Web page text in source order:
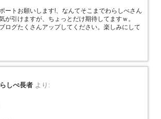
ートお願いします!、なんてそこまでわらしべさん
が引けますが、ちょっとだけ期待してますｗ。
ログたくさんアップしてください。楽しみにして
しべ長者 より: